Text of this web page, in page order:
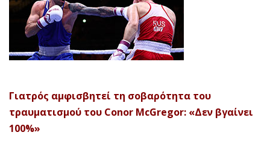
Γιατρός αμφισβητεί τη σοβαρότητα του
τραυματισμού του Conor McGregor: «Δεν βγαίνει
100%»